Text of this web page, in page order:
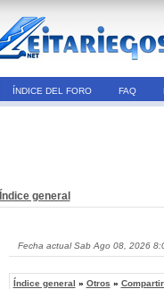
ÍNDICE DEL FORO FAQ
Índice general
Fecha actual Sab Ago 08, 2026
Índice general » Otros »